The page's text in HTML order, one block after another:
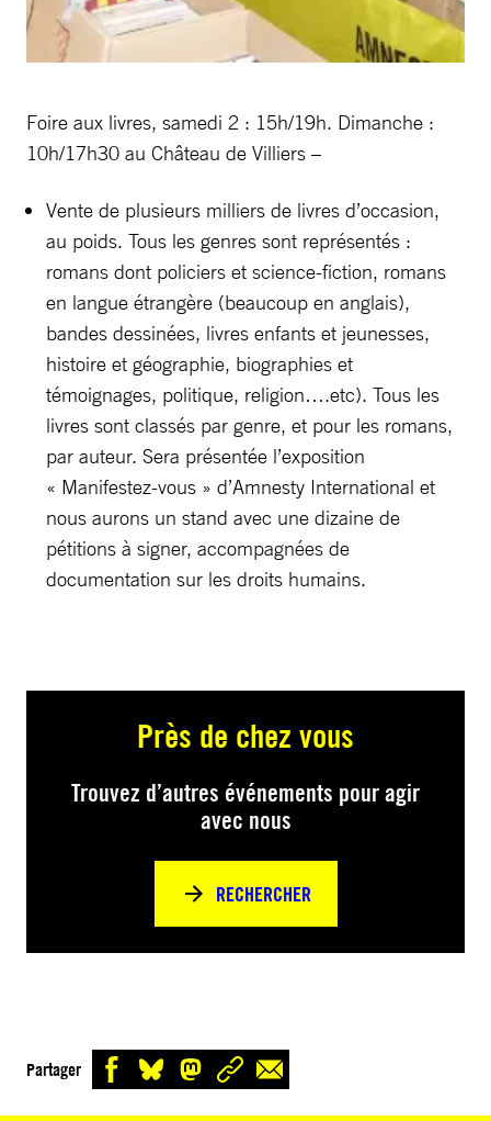
Foire aux livres, samedi 2 : 15h/19h. Dimanche :
10h/17h30 au Château de Villiers –
Vente de plusieurs milliers de livres d’occasion,
au poids. Tous les genres sont représentés :
romans dont policiers et science-fiction, romans
en langue étrangère (beaucoup en anglais),
bandes dessinées, livres enfants et jeunesses,
histoire et géographie, biographies et
témoignages, politique, religion….etc). Tous les
livres sont classés par genre, et pour les romans,
par auteur. Sera présentée l’exposition
« Manifestez-vous » d’Amnesty International et
nous aurons un stand avec une dizaine de
pétitions à signer, accompagnées de
documentation sur les droits humains.
Près de chez vous
Trouvez d’autres événements pour agir
avec nous
RECHERCHER
Partager